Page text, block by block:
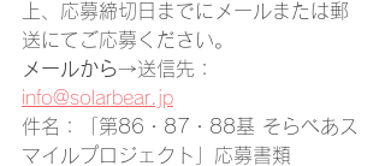
上、応募締切日までにメールまたは郵
送にてご応募ください。
メールから→送信先：
info@solarbear.jp
件名：「第86・87・88基 そらべあス
マイルプロジェクト」応募書類